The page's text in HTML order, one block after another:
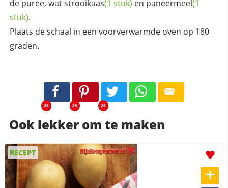
de puree, watstrooikaas(1 stuk) en paneermeel(1
stuk).
Plaats de schaal in een voorverwarmde oven op 180
graden.
25 25 25
Ook lekker om te maken
RECEPT